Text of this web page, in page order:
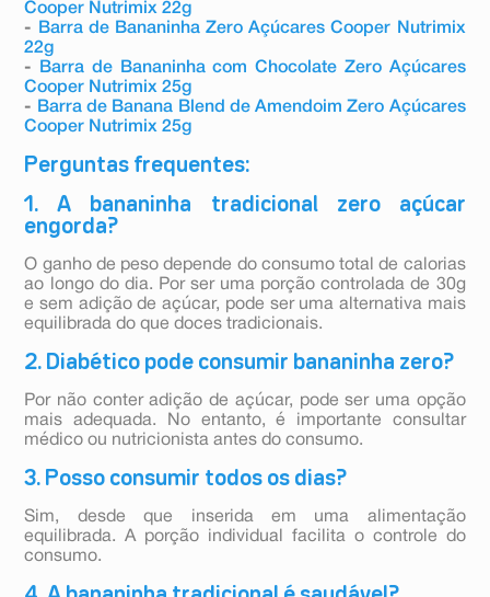
Cooper Nutrimix 22g
-
Barra de Bananinha Zero Açúcares Cooper Nutrimix
22g
-
Barra de Bananinha com Chocolate Zero Açúcares
Cooper Nutrimix 25g
-
Barra de Banana Blend de Amendoim Zero Açúcares
Cooper Nutrimix 25g
Perguntas frequentes:
1. A bananinha tradicional zero açúcar
engorda?
O ganho de peso depende do consumo total de calorias
ao longo do dia. Por ser uma porção controlada de 30g
e sem adição de açúcar, pode ser uma alternativa mais
equilibrada do que doces tradicionais.
2. Diabético pode consumir bananinha zero?
Por não conter adição de açúcar, pode ser uma opção
mais adequada. No entanto, é importante consultar
médico ou nutricionista antes do consumo.
3. Posso consumir todos os dias?
Sim, desde que inserida em uma alimentação
equilibrada. A porção individual facilita o controle do
consumo.